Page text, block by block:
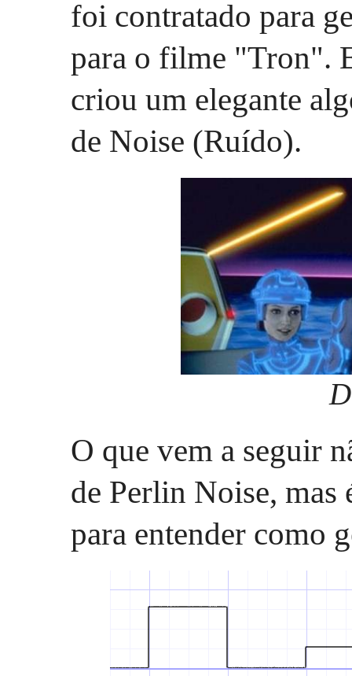
foi contratado para
para o filme "Tron".
criou um elegante
de Noise (Ruído).
O que vem a seguir
de Perlin Noise, mas
para entender como